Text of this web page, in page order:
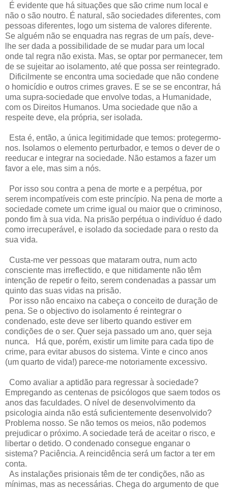
É evidente que há situações que são crime num local e
não o são noutro. É natural, são sociedades diferentes, com
pessoas diferentes, logo um sistema de valores diferente.
Se alguém não se enquadra nas regras de um país, deve-
lhe ser dada a possibilidade de se mudar para um local
onde tal regra não exista. Mas, se optar por permanecer, tem
de se sujeitar ao isolamento, até que possa ser reintegrado.
Dificilmente se encontra uma sociedade que não condene
o homicídio e outros crimes graves. E se se se encontrar, há
uma supra-sociedade que envolve todas, a Humanidade,
com os Direitos Humanos. Uma sociedade que não a
respeite deve, ela própria, ser isolada.
Esta é, então, a única legitimidade que temos: protegermo-
nos. Isolamos o elemento perturbador, e temos o dever de o
reeducar e integrar na sociedade. Não estamos a fazer um
favor a ele, mas sim a nós.
Por isso sou contra a pena de morte e a perpétua, por
serem incompatíveis com este princípio. Na pena de morte a
sociedade comete um crime igual ou maior que o criminoso,
pondo fim à sua vida. Na prisão perpétua o indivíduo é dado
como irrecuperável, e isolado da sociedade para o resto da
sua vida.
Custa-me ver pessoas que mataram outra, num acto
consciente mas irreflectido, e que nitidamente não têm
intenção de repetir o feito, serem condenadas a passar um
quinto das suas vidas na prisão.
Por isso não encaixo na cabeça o conceito de duração de
pena. Se o objectivo do isolamento é reintegrar o
condenado, este deve ser liberto quando estiver em
condições de o ser. Quer seja passado um ano, quer seja
nunca. Há que, porém, existir um limite para cada tipo de
crime, para evitar abusos do sistema. Vinte e cinco anos
(um quarto de vida!) parece-me notoriamente excessivo.
Como avaliar a aptidão para regressar à sociedade?
Empregando as centenas de psicólogos que saem todos os
anos das faculdades. O nível de desenvolvimento da
psicologia ainda não está suficientemente desenvolvido?
Problema nosso. Se não temos os meios, não podemos
prejudicar o próximo. A sociedade terá de aceitar o risco, e
libertar o detido. O condenado consegue enganar o
sistema? Paciência. A reincidência será um factor a ter em
conta.
As instalações prisionais têm de ter condições, não as
mínimas, mas as necessárias. Chega do argumento de que